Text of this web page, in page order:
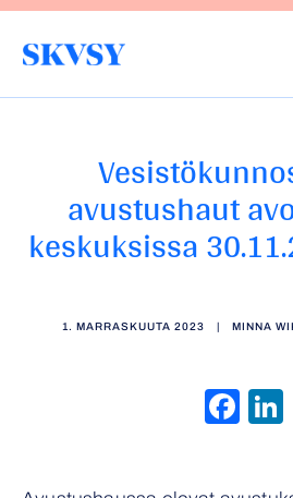
Hyppää
avustushaut
keskuksissa
1. MARRASKUUTA 2023 | MINNA